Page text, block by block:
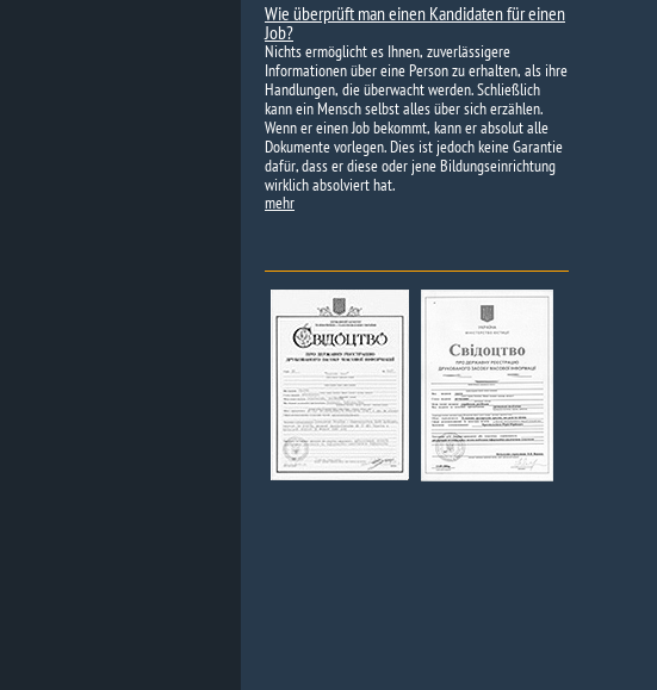
Wie überprüft man einen Kandidaten für einen
Job?
Nichts ermöglicht es Ihnen, zuverlässigere
Informationen über eine Person zu erhalten, als ihre
Handlungen, die überwacht werden. Schließlich
kann ein Mensch selbst alles über sich erzählen.
Wenn er einen Job bekommt, kann er absolut alle
Dokumente vorlegen. Dies ist jedoch keine Garantie
dafür, dass er diese oder jene Bildungseinrichtung
wirklich absolviert hat.
mehr